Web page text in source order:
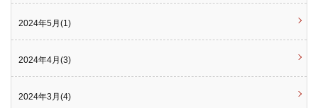
2024年5月(1)
2024年4月(3)
2024年3月(4)